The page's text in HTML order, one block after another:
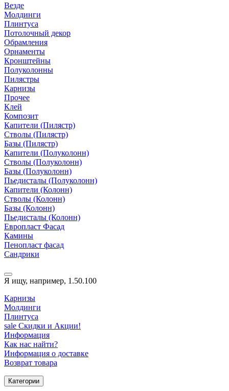
Везде
Молдинги
Плинтуса
Потолочный декор
Обрамления
Орнаменты
Кронштейны
Полуколонны
Пилястры
Карнизы
Прочее
Клей
Композит
Капители (Пилястр)
Стволы (Пилястр)
Базы (Пилястр)
Капители (Полуколонн)
Стволы (Полуколонн)
Базы (Полуколонн)
Пьедисталы (Полуколонн)
Капители (Колонн)
Стволы (Колонн)
Базы (Колонн)
Пьедисталы (Колонн)
Европласт Фасад
Камины
Пенопласт фасад
Сандрики
Я ищу, например, 1.50.100
Карнизы
Молдинги
Плинтуса
sale Скидки и Акции!
Информация
Как нас найти?
Информация о доставке
Возврат товара
Категории